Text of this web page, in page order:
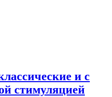
и с
стимуляцией